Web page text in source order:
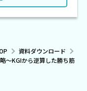
資料ダウンロード
〜KGIから逆算した勝ち筋